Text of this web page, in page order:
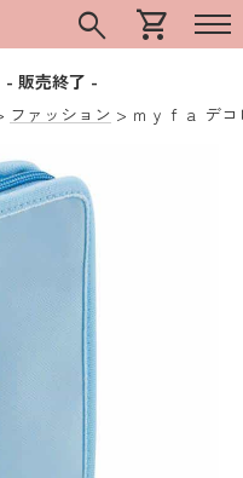
search shopping_cart
- 販売終了 -
ファッション ｍｙｆａ デ